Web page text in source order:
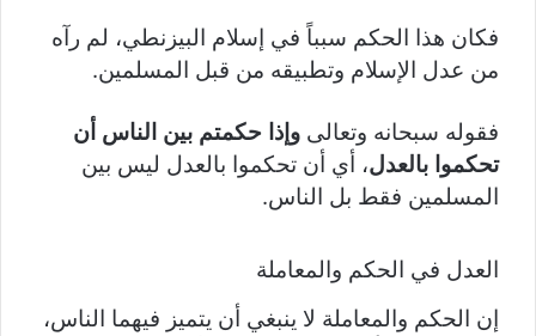
فكان هذا الحكم سبباً في إسلام البيزنطي، لم رآه
من عدل الإسلام وتطبيقه من قبل المسلمين.
فقوله سبحانه وتعالى وإذا حكمتم بين الناس أن
تحكموا بالعدل، أي أن تحكموا بالعدل ليس بين
المسلمين فقط بل الناس.
العدل في الحكم والمعاملة
إن الحكم والمعاملة لا ينبغي أن يتميز فيهما الناس،